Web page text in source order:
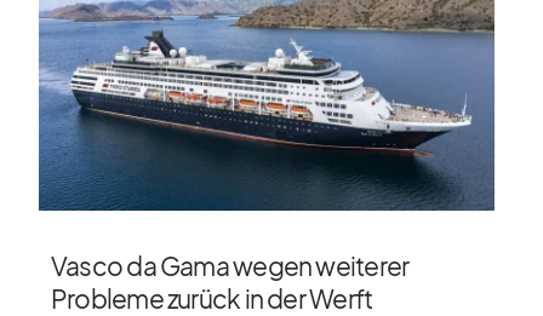
Vasco da Gama wegen weiterer
Probleme zurück in der Werft